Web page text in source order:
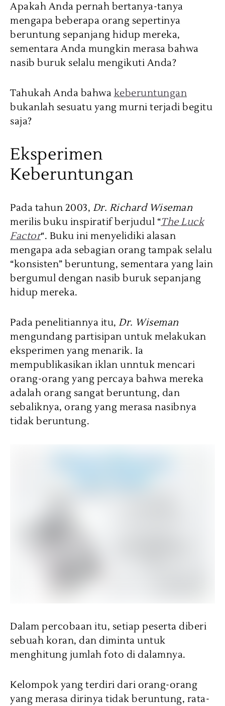
Apakah Anda pernah bertanya-tanya
mengapa beberapa orang sepertinya
beruntung sepanjang hidup mereka,
sementara Anda mungkin merasa bahwa
nasib buruk selalu mengikuti Anda?
Tahukah Anda bahwa keberuntungan
bukanlah sesuatu yang murni terjadi begitu
saja?
Eksperimen
Keberuntungan
Pada tahun 2003, Dr. Richard Wiseman
merilis buku inspiratif berjudul “The Luck
Factor“. Buku ini menyelidiki alasan
mengapa ada sebagian orang tampak selalu
“konsisten” beruntung, sementara yang lain
bergumul dengan nasib buruk sepanjang
hidup mereka.
Pada penelitiannya itu, Dr. Wiseman
mengundang partisipan untuk melakukan
eksperimen yang menarik. Ia
mempublikasikan iklan unntuk mencari
orang-orang yang percaya bahwa mereka
adalah orang sangat beruntung, dan
sebaliknya, orang yang merasa nasibnya
tidak beruntung.
Dalam percobaan itu, setiap peserta diberi
sebuah koran, dan diminta untuk
menghitung jumlah foto di dalamnya.
Kelompok yang terdiri dari orang-orang
yang merasa dirinya tidak beruntung, rata-